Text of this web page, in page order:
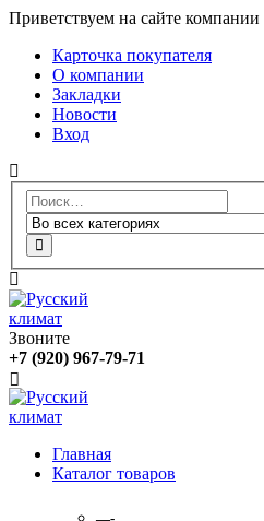
Приветствуем на сайте
Карточка покупателя
О компании
Закладки
Новости
Вход
Звоните
+7 (920) 967-79-71
Главная
Каталог товаров